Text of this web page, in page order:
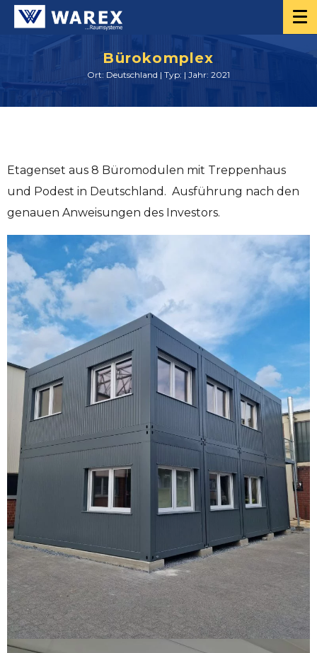
Bürokomplex
Ort: Deutschland | Typ: | Jahr: 2021
Etagenset aus 8 Büromodulen mit Treppenhaus
und Podest in Deutschland. Ausführung nach den
genauen Anweisungen des Investors.